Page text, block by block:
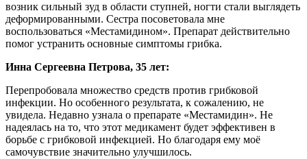
возник сильный зуд в области ступней, ногти стали выглядеть
деформированными. Сестра посоветовала мне
воспользоваться «Местамидином». Препарат действительно
помог устранить основные симптомы грибка.
Инна Сергеевна Петрова, 35 лет:
Перепробовала множество средств против грибковой
инфекции. Но особенного результата, к сожалению, не
увидела. Недавно узнала о препарате «Местамидин». Не
надеялась на то, что этот медикамент будет эффективен в
борьбе с грибковой инфекцией. Но благодаря ему моё
самочувствие значительно улучшилось.